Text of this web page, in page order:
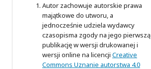
Autor zachowuje autorskie prawa
majątkowe do utworu, a
jednocześnie udziela wydawcy
czasopisma zgody na jego pierwszą
publikację w wersji drukowanej i
wersji online na licencji Creative
Commons Uznanie autorstwa 4.0